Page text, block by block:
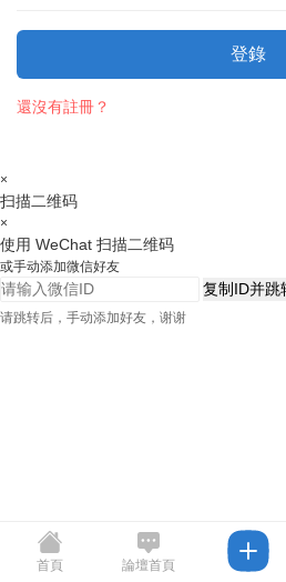
登錄
還沒有註冊？
×
扫描二维码
×
使用 WeChat 扫描二维码
或手动添加微信好友
复制ID并跳
请跳转后，手动添加好友，谢谢
首頁 論壇首頁